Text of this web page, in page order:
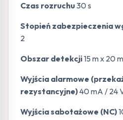
Czas rozruchu30 s
Stopień zabezpieczenia
2
Obszar detekcji15 m x 20
Wyjścia alarmowe
rezystancyjne)40 mA / 24
Wyjścia sabotażowe (NC)